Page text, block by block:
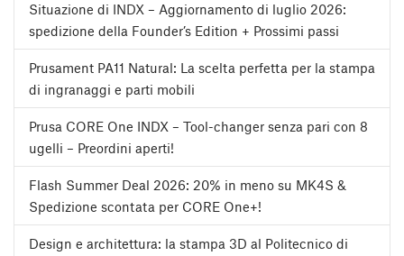
Situazione di INDX – Aggiornamento di luglio 2026:
spedizione della Founder’s Edition + Prossimi passi
Prusament PA11 Natural: La scelta perfetta per la stampa
di ingranaggi e parti mobili
Prusa CORE One INDX – Tool-changer senza pari con 8
ugelli – Preordini aperti!
Flash Summer Deal 2026: 20% in meno su MK4S &
Spedizione scontata per CORE One+!
Design e architettura: la stampa 3D al Politecnico di